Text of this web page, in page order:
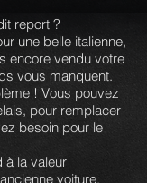
report ?
une belle italienne,
encore vendu votre
vous manquent.
! Vous pouvez
pour remplacer
besoin pour le
à la valeur
voiture.